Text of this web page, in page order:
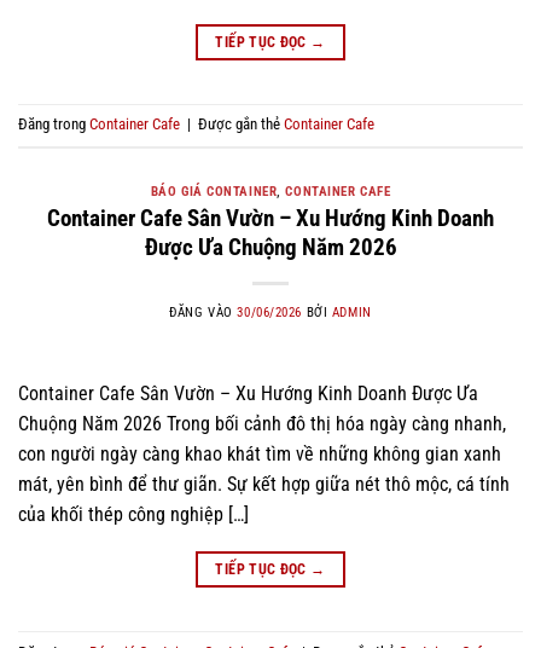
TIẾP TỤC ĐỌC →
Đăng trong Container Cafe | Được gắn thẻ Container Cafe
BÁO GIÁ CONTAINER,CONTAINER CAFE
Container Cafe Sân Vườn – Xu Hướng Kinh Doanh
Được Ưa Chuộng Năm 2026
ĐĂNG VÀO30/06/2026 BỞI ADMIN
Container Cafe Sân Vườn – Xu Hướng Kinh Doanh Được Ưa
Chuộng Năm 2026 Trong bối cảnh đô thị hóa ngày càng nhanh,
con người ngày càng khao khát tìm về những không gian xanh
mát, yên bình để thư giãn. Sự kết hợp giữa nét thô mộc, cá tính
của khối thép công nghiệp […]
TIẾP TỤC ĐỌC →